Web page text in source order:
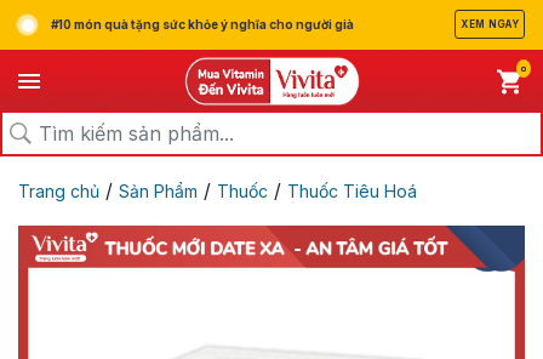
#10 món quà tặng sức khỏe ý nghĩa cho người già XEM NGAY
0
Trang chủ / Sản Phẩm / Thuốc / Thuốc Tiêu Hoá